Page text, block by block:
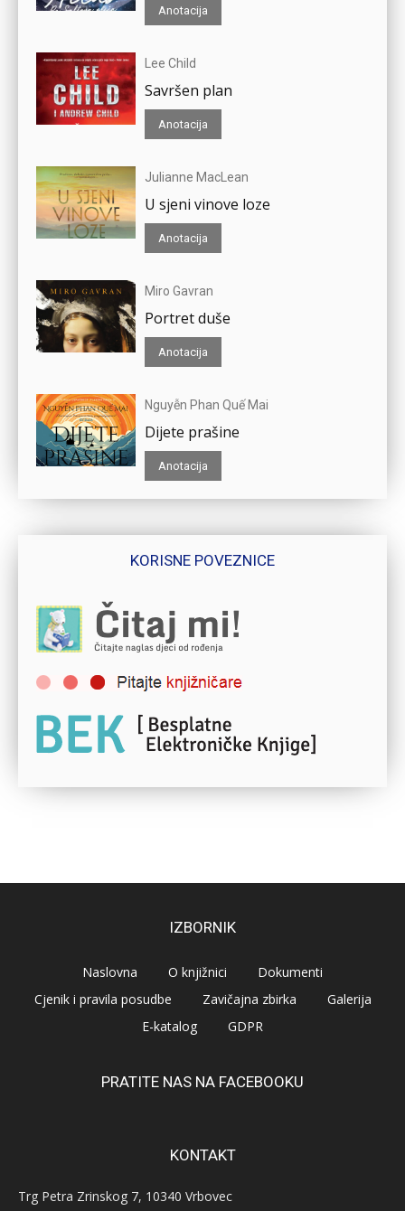
Anotacija
Lee Child
Savršen plan
Anotacija
Julianne MacLean
U sjeni vinove loze
Anotacija
Miro Gavran
Portret duše
Anotacija
Nguyễn Phan Quế Mai
Dijete prašine
Anotacija
KORISNE POVEZNICE
IZBORNIK
Naslovna O knjižnici
Dokumenti
Cjenik i pravila posudbe
Zavičajna zbirka
Galerija
E-katalog
GDPR
PRATITE NAS NA FACEBOOKU
KONTAKT
Trg Petra Zrinskog 7, 10340 Vrbovec